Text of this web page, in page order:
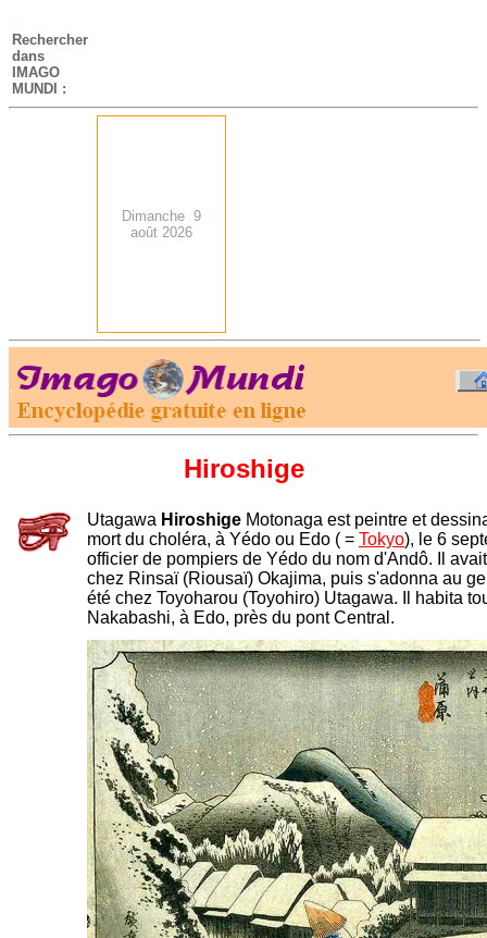
-
Rechercher
dans
IMAGO
MUNDI :
Dimanche 9
août 2026
.
Hiroshige
Utagawa Hiroshige Motonaga est peintre et
mort du choléra, à Yédo ou Edo ( = Tokyo), le 6
officier de pompiers de Yédo du nom d'Andô. Il
chez Rinsaï (Riousaï) Okajima, puis s'adonna au
été chez Toyoharou (Toyohiro) Utagawa. Il habita
Nakabashi, à Edo, près du pont Central.
-